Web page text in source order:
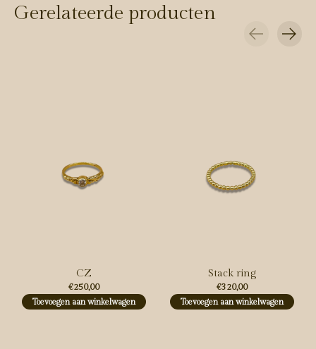
Gerelateerde producten
CZ
€250,00
Toevoegen aan winkelwagen
Stack ring
€320,00
Toevoegen aan winkelwagen